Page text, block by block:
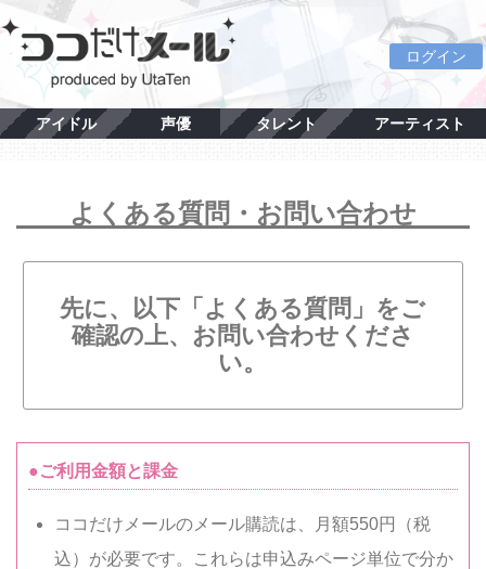
ログイン
アイドル 声優 タレント アーティスト
よくある質問・お問い合わせ
先に、以下「よくある質問」をご
確認の上、お問い合わせくださ
い。
●ご利用金額と課金
ココだけメールのメール購読は、月額550円（税
込）が必要です。これらは申込みページ単位で分か